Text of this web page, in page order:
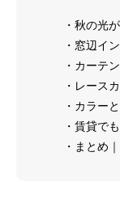
・秋の光
・窓辺イ
・カーテ
・レース
・カラー
・賃貸で
・まとめ